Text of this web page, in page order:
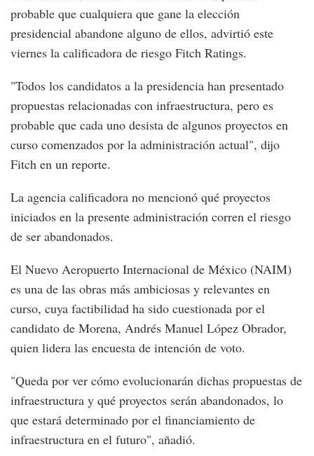
probable que cualquiera que gane la elección
presidencial abandone alguno de ellos, advirtió este
viernes la calificadora de riesgo Fitch Ratings.
"Todos los candidatos a la presidencia han presentado
propuestas relacionadas con infraestructura, pero es
probable que cada uno desista de algunos proyectos en
curso comenzados por la administración actual", dijo
Fitch en un reporte.
La agencia calificadora no mencionó qué proyectos
iniciados en la presente administración corren el riesgo
de ser abandonados.
El Nuevo Aeropuerto Internacional de México (NAIM)
es una de las obras más ambiciosas y relevantes en
curso, cuya factibilidad ha sido cuestionada por el
candidato de Morena, Andrés Manuel López Obrador,
quien lidera las encuesta de intención de voto.
"Queda por ver cómo evolucionarán dichas propuestas de
infraestructura y qué proyectos serán abandonados, lo
que estará determinado por el financiamiento de
infraestructura en el futuro", añadió.